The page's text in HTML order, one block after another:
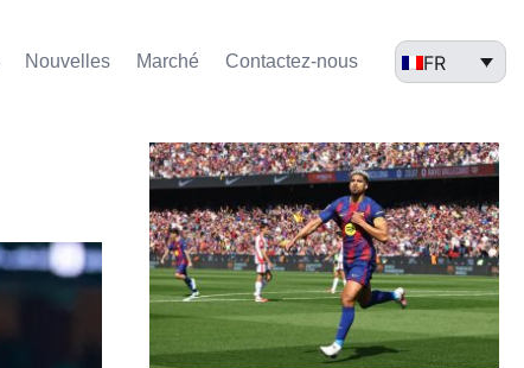
Nouvelles Marché​ Contactez-nous FR